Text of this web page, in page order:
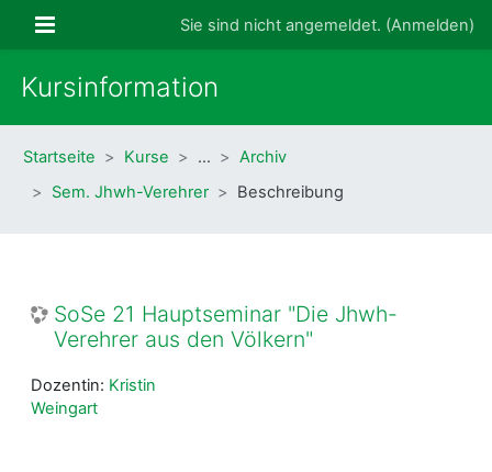
Website-ÜbersichtSie sind nicht angemeldet. (Anmelden)
Kursinformation
Startseite Kurse …
Archiv
Sem. Jhwh-Verehrer
Beschreibung
SoSe 21 Hauptseminar "Die Jhwh-
Verehrer aus den Völkern"
Dozentin: Kristin
Weingart